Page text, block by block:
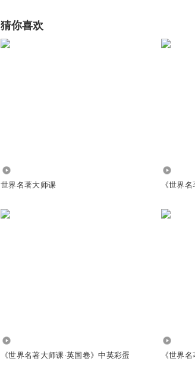
《草叶集2》音频是错的，已经反应几天了，
猜你喜欢
世界名著大师课 《世界
《世界名著大师课·英国卷》中英彩蛋 《世界